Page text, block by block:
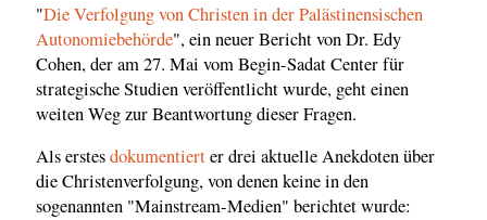
"Die Verfolgung von Christen in der Palästinensischen
Autonomiebehörde", ein neuer Bericht von Dr. Edy
Cohen, der am 27. Mai vom Begin-Sadat Center für
strategische Studien veröffentlicht wurde, geht einen
weiten Weg zur Beantwortung dieser Fragen.
Als erstesdokumentierter drei aktuelle Anekdoten über
die Christenverfolgung, von denen keine in den
sogenannten "Mainstream-Medien" berichtet wurde: